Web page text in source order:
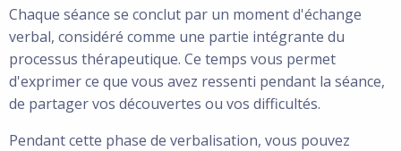
Chaque séance se conclut par un moment d'échange
verbal, considéré comme une partie intégrante du
processus thérapeutique. Ce temps vous permet
d'exprimer ce que vous avez ressenti pendant la séance,
de partager vos découvertes ou vos difficultés.
Pendant cette phase de verbalisation, vous pouvez